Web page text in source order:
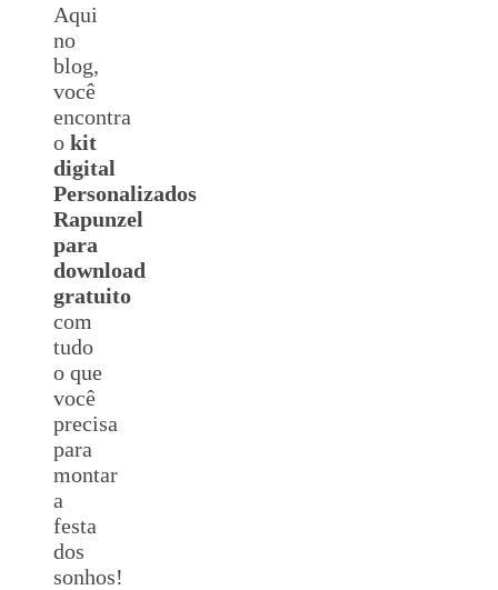
Aqui
no
blog,
você
encontra
o kit
digital
Personalizados
Rapunzel
para
download
gratuito
com
tudo
o que
você
precisa
para
montar
a
festa
dos
sonhos!